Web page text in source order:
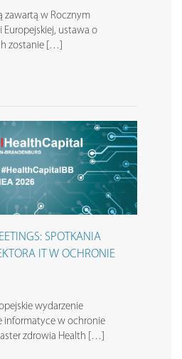
zawartą w Rocznym
Europejskiej, ustawa o
zostanie […]
SPOTKANIA
IT W OCHRONIE
wydarzenie
informatyce w ochronie
zdrowia Health […]